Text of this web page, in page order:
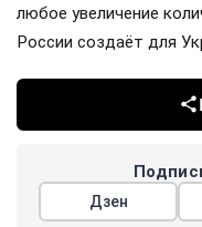
любое увеличение
России создаёт для
Дзен